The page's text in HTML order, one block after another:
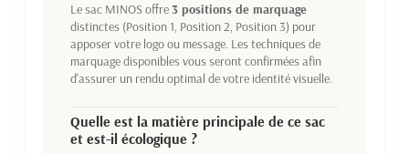
Le sac MINOS offre3 positions de marquage
distinctes (Position 1, Position 2, Position 3) pour
apposer votre logo ou message. Les techniques de
marquage disponibles vous seront confirmées afin
d'assurer un rendu optimal de votre identité visuelle.
Quelle est la matière principale de ce sac
et est-il écologique ?